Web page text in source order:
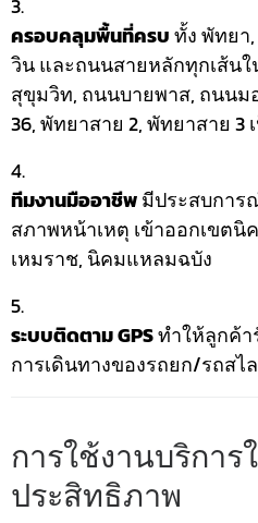
ครอบคลุมพื้นที่ครบทั้ง พัทยา
วิน และถนนสายหลักทุกเส้น
สุขุมวิท, ถนนบายพาส, ถนนม
36, พัทยาสาย 2, พัทยาสาย 3
ทีมงานมืออาชีพมีประสบการ
สภาพหน้าเหตุ เข้าออกเขต
เหมราช, นิคมแหลมฉบัง
ระบบติดตาม GPSทำให้ลูกค้
การเดินทางของรถยก/รถสไ
การใช้งานบริการ
ประสิทธิภาพ